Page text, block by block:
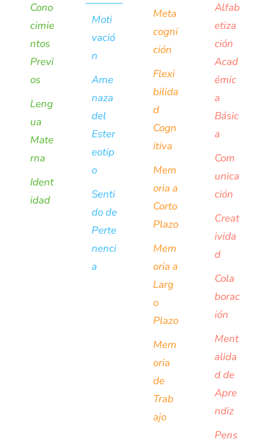
Cono
cimie
ntos
Previ
os
Leng
ua
Mate
rna
Ident
idad
Moti
vació
n
Ame
naza
del
Ester
eotip
o
Senti
do de
Perte
nenci
a
Meta
cogni
ción
Flexi
bilida
d
Cogn
itiva
Mem
oria a
Corto
Plazo
Mem
oria a
Larg
o
Plazo
Mem
oria
de
Trab
ajo
Alfab
etiza
ción
Acad
émic
a
Básic
a
Com
unica
ción
Creat
ivida
d
Cola
borac
ión
Ment
alida
d de
Apre
ndiz
Pens